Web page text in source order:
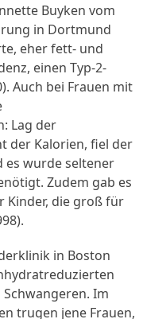
Buyken vom
in Dortmund
eher fett- und
einen Typ-2-
Auch bei Frauen mit
Lag der
der Kalorien, fiel der
es wurde seltener
Zudem gab es
Kinder, die groß für
in Boston
Im
trugen jene Frauen,